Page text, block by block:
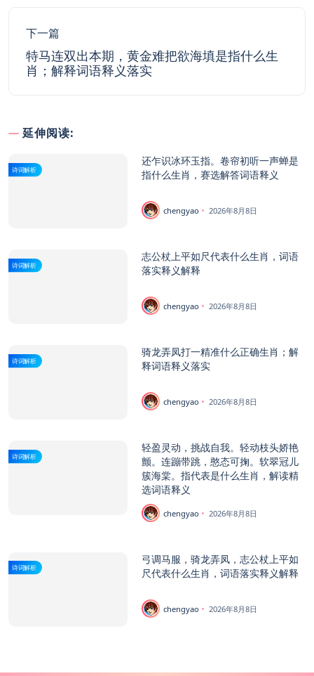
下一篇
特马连双出本期，黄金难把欲海填是指什么生
肖；解释词语释义落实
延伸阅读:
诗词解析
还乍识冰环玉指。卷帘初听一声蝉是
指什么生肖，赛选解答词语释义
chengyao 2026年8月8日
诗词解析
志公杖上平如尺代表什么生肖，词语
落实释义解释
chengyao 2026年8月8日
诗词解析
骑龙弄凤打一精准什么正确生肖；解
释词语释义落实
chengyao 2026年8月8日
诗词解析
轻盈灵动，挑战自我。轻动枝头娇艳
颤。连蹦带跳，憨态可掬。软翠冠儿
簇海棠。指代表是什么生肖，解读精
选词语释义
chengyao 2026年8月8日
诗词解析
弓调马服，骑龙弄凤，志公杖上平如
尺代表什么生肖，词语落实释义解释
chengyao 2026年8月8日